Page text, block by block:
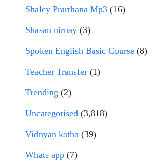
Shaley Prarthana Mp3 (16)
Shasan nirnay (3)
Spoken English Basic Course (8)
Teacher Transfer (1)
Trending (2)
Uncategorised (3,818)
Vidnyan katha (39)
Whats app (7)